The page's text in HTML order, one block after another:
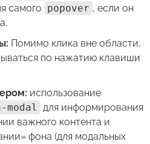
самого popover , если он
Помимо клика вне области,
по нажатию клавиши
использование
для информирования
важного контента и
фона (для модальных